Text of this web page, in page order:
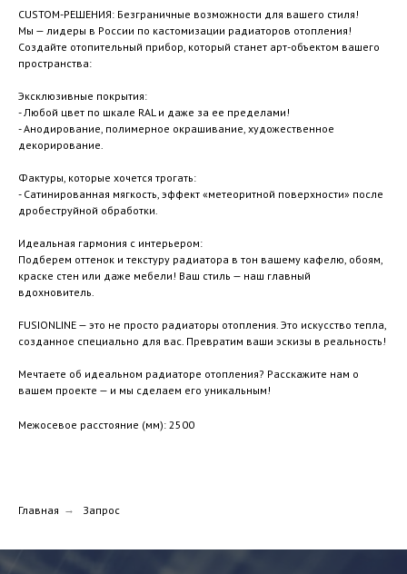
CUSTOM-РЕШЕНИЯ: Безграничные возможности для вашего стиля!
Мы — лидеры в России по кастомизации радиаторов отопления!
Создайте отопительный прибор, который станет арт-объектом вашего
пространства:
Эксклюзивные покрытия:
- Любой цвет по шкале RAL и даже за ее пределами!
- Анодирование, полимерное окрашивание, художественное
декорирование.
Фактуры, которые хочется трогать:
- Сатинированная мягкость, эффект «метеоритной поверхности» после
дробеструйной обработки.
Идеальная гармония с интерьером:
Подберем оттенок и текстуру радиатора в тон вашему кафелю, обоям,
краске стен или даже мебели! Ваш стиль — наш главный
вдохновитель.
FUSIONLINE — это не просто радиаторы отопления. Это искусство тепла,
созданное специально для вас. Превратим ваши эскизы в реальность!
Мечтаете об идеальном радиаторе отопления? Расскажите нам о
вашем проекте — и мы сделаем его уникальным!
Межосевое расстояние (мм): 2500
Главная → Запрос